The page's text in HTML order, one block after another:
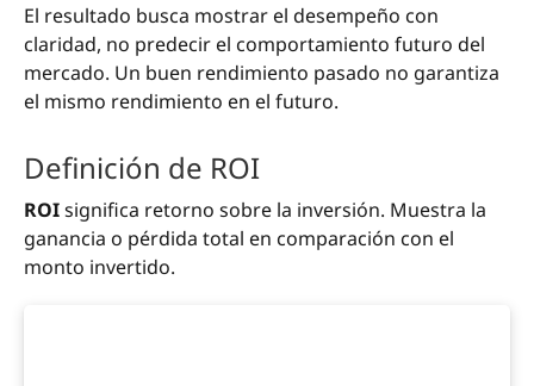
El resultado busca mostrar el desempeño con
claridad, no predecir el comportamiento futuro del
mercado. Un buen rendimiento pasado no garantiza
el mismo rendimiento en el futuro.
Definición de ROI
ROIsignifica retorno sobre la inversión. Muestra la
ganancia o pérdida total en comparación con el
monto invertido.